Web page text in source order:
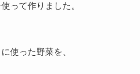
って作りました。
使った野菜を、